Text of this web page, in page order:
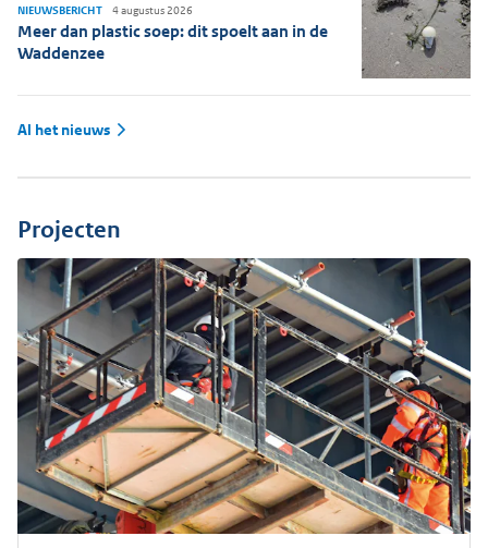
Meer dan plastic soep: dit spoelt aan in de
Waddenzee
NIEUWSBERICHT 4 augustus 2026
Al het nieuws
Projecten